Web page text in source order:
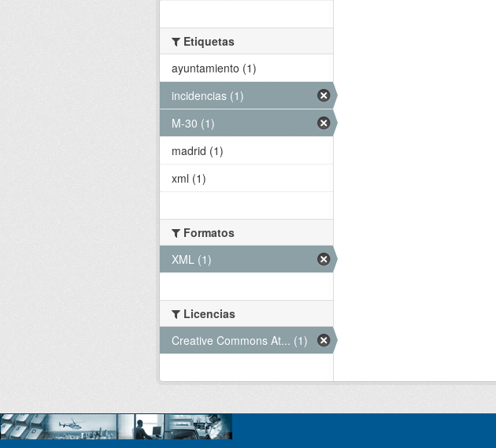
Etiquetas
ayuntamiento (1)
incidencias (1)
M-30 (1)
madrid (1)
xml (1)
Formatos
XML (1)
Licencias
Creative Commons At... (1)